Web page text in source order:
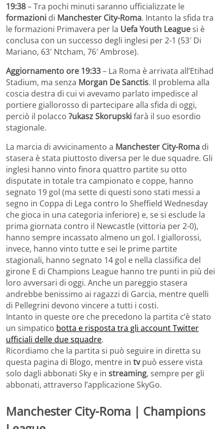
19:38– Tra pochi minuti saranno ufficializzate le
formazioni di Manchester City-Roma. Intanto la sfida tra
le formazioni Primavera per la Uefa Youth Leaguesi è
conclusa con un successo degli inglesi per 2-1 (53′ Di
Mariano, 63′ Ntcham, 76′ Ambrose).
Aggiornamento ore 19:33– La Roma è arrivata all’Etihad
Stadium, ma senza Morgan De Sanctis. Il problema alla
coscia destra di cui vi avevamo parlato impedisce al
portiere giallorosso di partecipare alla sfida di oggi,
perciò il polacco ?ukasz Skorupskifarà il suo esordio
stagionale.
La marcia di avvicinamento a Manchester City-Roma di
stasera è stata piuttosto diversa per le due squadre. Gli
inglesi hanno vinto finora quattro partite su otto
disputate in totale tra campionato e coppe, hanno
segnato 19 gol (ma sette di questi sono stati messi a
segno in Coppa di Lega contro lo Sheffield Wednesday
che gioca in una categoria inferiore) e, se si esclude la
prima giornata contro il Newcastle (vittoria per 2-0),
hanno sempre incassato almeno un gol. I giallorossi,
invece, hanno vinto tutte e sei le prime partite
stagionali, hanno segnato 14 gol e nella classifica del
girone E di Champions League hanno tre punti in più dei
loro avversari di oggi. Anche un pareggio stasera
andrebbe benissimo ai ragazzi di Garcia, mentre quelli
di Pellegrini devono vincere a tutti i costi.
Intanto in queste ore che precedono la partita c’è stato
un simpatico botta e risposta tra gli account Twitter
ufficiali delle due squadre.
Ricordiamo che la partita si può seguire in diretta su
questa pagina di Blogo, mentre in tvpuò essere vista
solo dagli abbonati Sky e in streaming, sempre per gli
abbonati, attraverso l’applicazione SkyGo.
Manchester City-Roma | Champions